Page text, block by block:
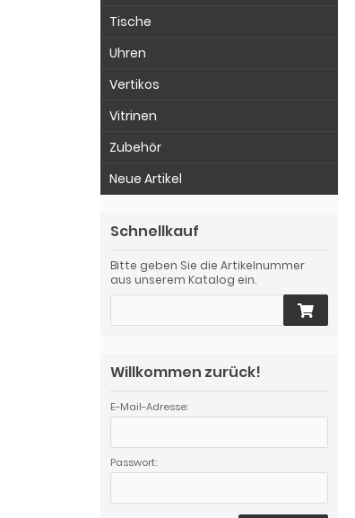
Tische
Uhren
Vertikos
Vitrinen
Zubehör
Neue Artikel
Schnellkauf
Bitte geben Sie die Artikelnummer
aus unserem Katalog ein.
Willkommen zurück!
E-Mail-Adresse:
Passwort: